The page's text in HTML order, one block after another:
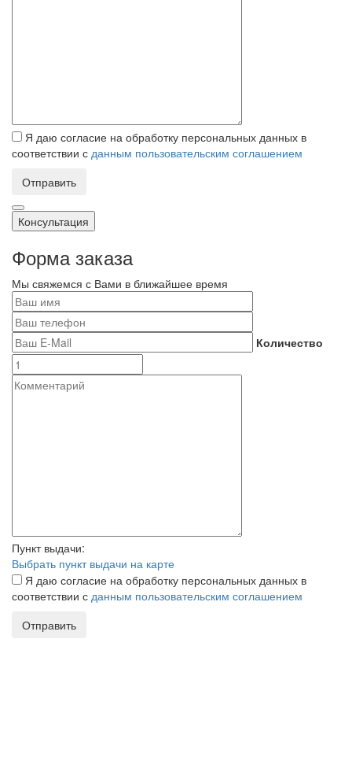
Я даю согласие на обработку персональных данных в
соответствии с данным пользовательским соглашением
Отправить
Консультация
Форма заказа
Мы свяжемся с Вами в ближайшее время
Количество
Пункт выдачи:
Выбрать пункт выдачи на карте
Я даю согласие на обработку персональных данных в
соответствии с данным пользовательским соглашением
Отправить